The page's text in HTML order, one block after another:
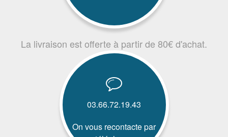
La livraison est offerte à partir de 80€ d'achat.
03.66.72.19.43
On vous recontacte par